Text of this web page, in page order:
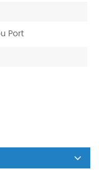
Port